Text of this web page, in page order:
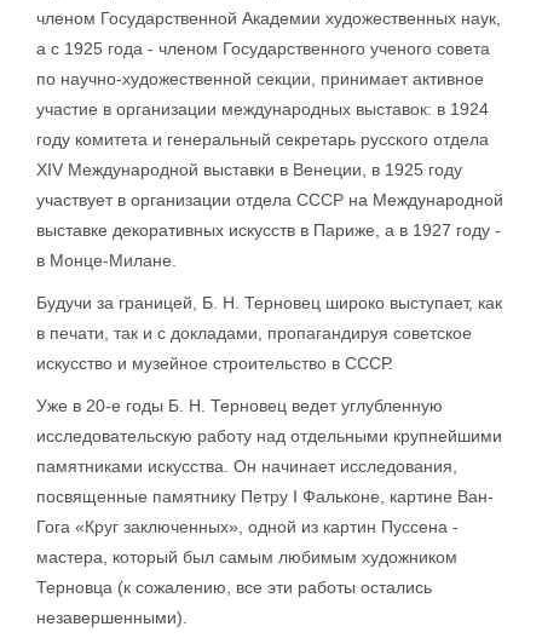
членом Государственной Академии художественных наук,
а с 1925 года - членом Государственного ученого совета
по научно-художественной секции, принимает активное
участие в организации международных выставок: в 1924
году комитета и генеральный секретарь русского отдела
XIV Международной выставки в Венеции, в 1925 году
участвует в организации отдела СССР на Международной
выставке декоративных искусств в Париже, а в 1927 году -
в Монце-Милане.
Будучи за границей, Б. Н. Терновец широко выступает, как
в печати, так и с докладами, пропагандируя советское
искусство и музейное строительство в СССР.
Уже в 20-е годы Б. Н. Терновец ведет углубленную
исследовательскую работу над отдельными крупнейшими
памятниками искусства. Он начинает исследования,
посвященные памятнику Петру I Фальконе, картине Ван-
Гога «Круг заключенных», одной из картин Пуссена -
мастера, который был самым любимым художником
Терновца (к сожалению, все эти работы остались
незавершенными).